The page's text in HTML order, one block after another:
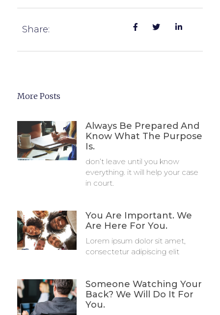
Share:
More Posts
Always Be Prepared And
Know What The Purpose
Is.
don’t leave until you know
everything. it will help your case
in court.
You Are Important. We
Are Here For You.
Lorem ipsum dolor sit amet,
consectetur adipiscing elit
Someone Watching Your
Back? We Will Do It For
You.